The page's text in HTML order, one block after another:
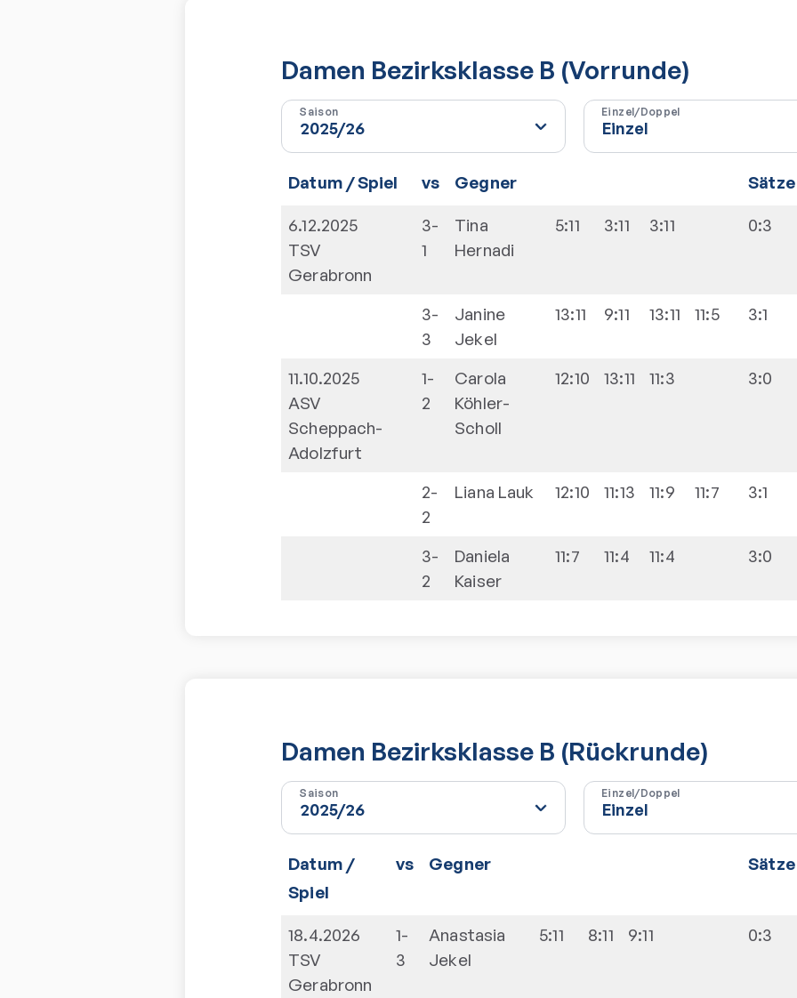
Damen Bezirksklasse B (Vorrunde)
Saison Einzel/Doppel
Datum / Spiel vs Gegner Sätze
6.12.2025
TSV
Gerabronn
3-
1
Tina
Hernadi
5:11 3:11 3:11 0:3
3-
3
Janine
Jekel
13:11 9:11 13:11 11:5 3:1
11.10.2025
ASV
Scheppach-
Adolzfurt
1-
2
Carola
Köhler-
Scholl
12:10 13:11 11:3 3:0
2-
2
Liana Lauk 12:10 11:13 11:9 11:7 3:1
3-
2
Daniela
Kaiser
11:7 11:4 11:4 3:0
Damen Bezirksklasse B (Rückrunde)
Saison Einzel/Doppel
Datum /
Spiel
vs Gegner Sätze
18.4.2026
TSV
Gerabronn
1-
3
Anastasia
Jekel
5:11 8:11 9:11 0:3